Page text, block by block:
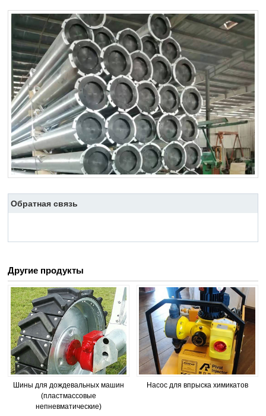
Обратная связь
Другие продукты
Шины для дождевальных машин
(пластмассовые
непневматические)
Насос для впрыска химикатов